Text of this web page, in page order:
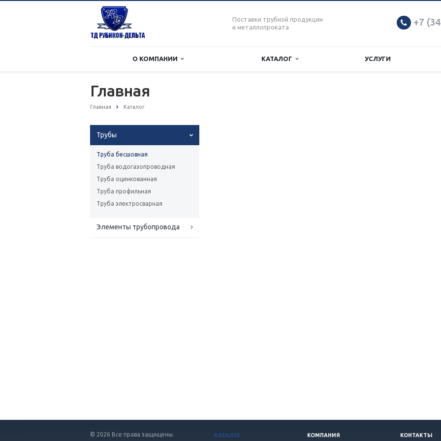
Поставки трубной продукции
и металлопроката
+7
О КОМПАНИИ КАТАЛОГ УСЛУГИ
Главная
Главная Каталог
Трубы
Труба бесшовная
Труба водогазопроводная
Труба оцинкованная
Труба профильная
Труба электросварная
Элементы трубопровода
© 2026 Все права защищены. КАТАЛОГ КОМПАНИЯ КОНТАКТЫ